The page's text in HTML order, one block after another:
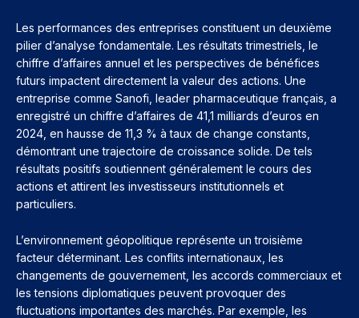
Les performances des entreprises constituent un deuxième
pilier d’analyse fondamentale. Les résultats trimestriels, le
chiffre d’affaires annuel et les perspectives de bénéfices
futurs impactent directement la valeur des actions. Une
entreprise comme Sanofi, leader pharmaceutique français, a
enregistré un chiffre d’affaires de 41,1 milliards d’euros en
2024, en hausse de 11,3 % à taux de change constants,
démontrant une trajectoire de croissance solide. De tels
résultats positifs soutiennent généralement le cours des
actions et attirent les investisseurs institutionnels et
particuliers.
L’environnement géopolitique représente un troisième
facteur déterminant. Les conflits internationaux, les
changements de gouvernement, les accords commerciaux et
les tensions diplomatiques peuvent provoquer des
fluctuations importantes des marchés. Par exemple, les